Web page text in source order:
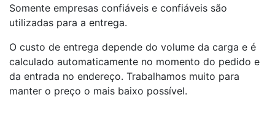
Somente empresas confiáveis e confiáveis são
utilizadas para a entrega.
O custo de entrega depende do volume da carga e é
calculado automaticamente no momento do pedido e
da entrada no endereço. Trabalhamos muito para
manter o preço o mais baixo possível.